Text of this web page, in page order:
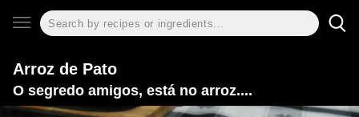
Arroz de Pato
O segredo amigos, está no arroz....